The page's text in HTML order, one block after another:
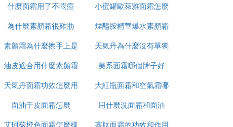
什麼面霜用了不悶痘
小蜜罐歐萊雅面霜怎麼
用
為什麼素顏霜很雞肋
煙醯胺精華爆水素顏霜
怎麼用
素顏霜為什麼擦手上是
白渣
天氣丹為什麼沒有單獨
面霜
油皮適合用什麼素顏霜
和氣墊
美系面霜哪個牌子好
天氣丹面霜功效怎麼用
大紅瓶面霜和空氣霜哪
個好
面油干皮面霜怎麼
用什麼洗面霜和面油
艾珂薇橙色面霜怎麼樣 寡肽面霜的功效和作用